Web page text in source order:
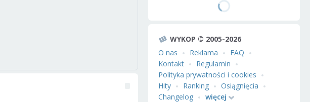
WYKOP © 2005-2026
O nas
Reklama
FAQ
Kontakt
Regulamin
Polityka prywatności i cookies
Hity
Ranking
Osiągnięcia
Changelog
więcej